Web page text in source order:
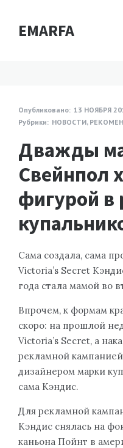
EMARFA
Опубликовано: 13 НОЯБРЯ
Рубрики: НОВОСТИ,
Дважды
Свейнпол
фигурой в
Сама создала, сама
Victoria’s Secret
года стала мамой во
Впрочем, к формам
скоро: на прошлой
Victoria’s Secret, а
рекламной
дизайнером марки
сама Кэндис.
Для рекламной
Кэндис снялась на
каньона Пойнт в